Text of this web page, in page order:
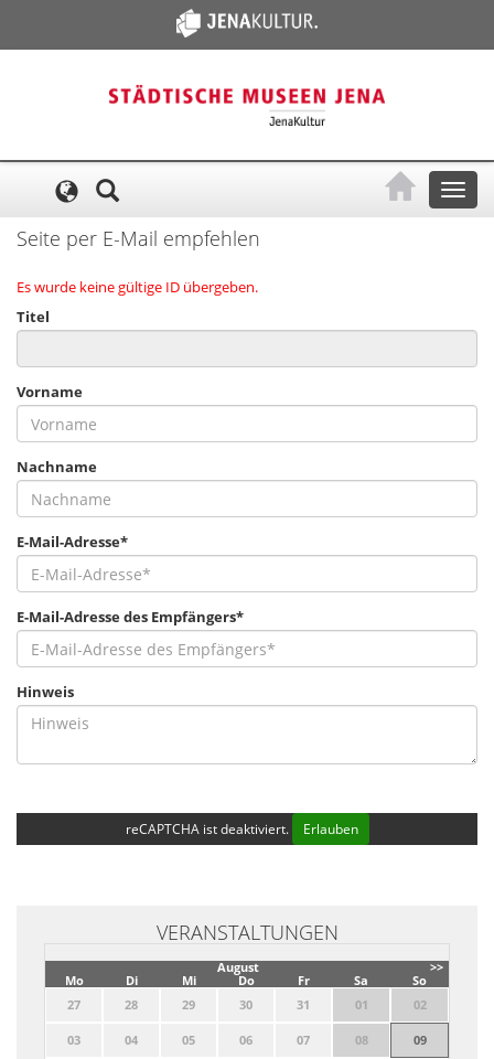
Toggle
Seite per E-Mail empfehlen
Es wurde keine gültige ID übergeben.
Titel
Vorname
Nachname
E-Mail-Adresse*
E-Mail-Adresse des Empfängers*
Hinweis
reCAPTCHA ist deaktiviert. Erlauben
VERANSTALTUNGEN
>>
August
Mo
Di Mi Do Fr Sa
So
27
28 29 30 31 01 02
03 04 05 06 07 08 09